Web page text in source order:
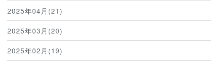
2025年04月(21)
2025年03月(20)
2025年02月(19)